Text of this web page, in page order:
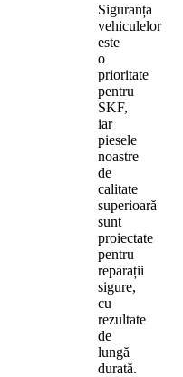
Siguranța
vehiculelor
este
o
prioritate
pentru
SKF,
iar
piesele
noastre
de
calitate
superioară
sunt
proiectate
pentru
reparații
sigure,
cu
rezultate
de
lungă
durată.